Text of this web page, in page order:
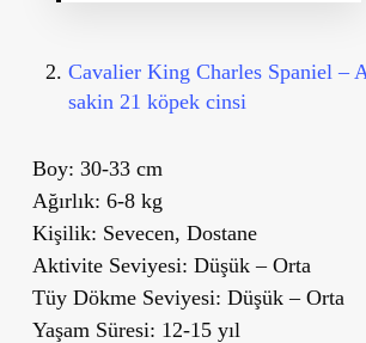
Cavalier King Charles Spaniel –
sakin 21 köpek cinsi
Boy: 30-33 cm
Ağırlık: 6-8 kg
Kişilik: Sevecen, Dostane
Aktivite Seviyesi: Düşük – Orta
Tüy Dökme Seviyesi: Düşük – Orta
Yaşam Süresi: 12-15 yıl